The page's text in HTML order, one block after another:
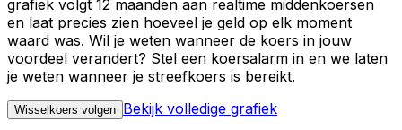
grafiek volgt 12 maanden aan realtime middenkoersen
en laat precies zien hoeveel je geld op elk moment
waard was. Wil je weten wanneer de koers in jouw
voordeel verandert? Stel een koersalarm in en we laten
je weten wanneer je streefkoers is bereikt.
Wisselkoers volgen Bekijk volledige grafiek